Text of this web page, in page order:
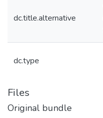
dc.title.alternative
dc.type
Files
Original bundle